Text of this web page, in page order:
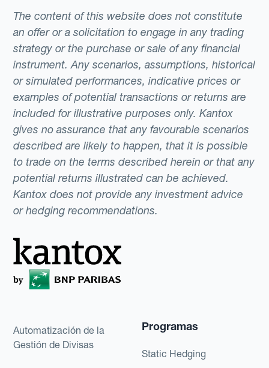
The content of this website does not constitute
an offer or a solicitation to engage in any trading
strategy or the purchase or sale of any financial
instrument. Any scenarios, assumptions, historical
or simulated performances, indicative prices or
examples of potential transactions or returns are
included for illustrative purposes only. Kantox
gives no assurance that any favourable scenarios
described are likely to happen, that it is possible
to trade on the terms described herein or that any
potential returns illustrated can be achieved.
Kantox does not provide any investment advice
or hedging recommendations.
Automatización de la
Gestión de Divisas
Programas
Static Hedging